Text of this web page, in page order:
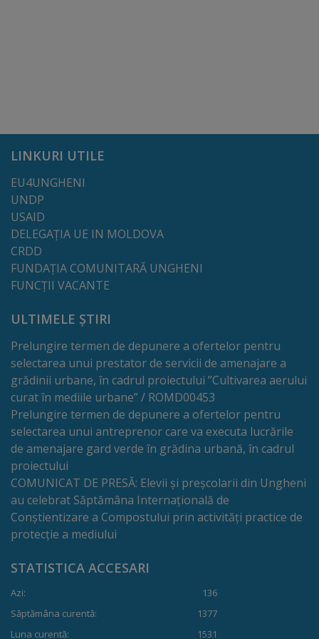
locale
Strategii
și
programe
Deplasări
Bugetare
participativă
Utile
Transport
Rețeaua
transportului
public
stațiilor
LINKURI UTILE
EU4UNGHENI
UNDP
USAID
DELEGAȚIA UE IN MOLDOVA
CRDD
FUNDAȚIA COMUNITARĂ UNGHENI
FUNCȚII VACANTE
ULTIMELE ȘTIRI
Prelungire termen de depunere a ofertelor pentru
selectarea unui prestator de servicii de amenajare a
grădinii urbane, în cadrul proiectului ”Cultivarea aerului
curat în mediile urbane” / ROMD00453
Prelungire termen de depunere a ofertelor pentru
selectarea unui antreprenor care va executa lucrările
de amenajare gard verde în grădina urbană, în cadrul
proiectului
COMUNICAT DE PRESĂ: Elevii și preșcolarii din Ungheni
au celebrat Săptămâna Internațională de
Conștientizare a Compostului prin activități practice de
protecție a mediului
STATISTICA ACCESARI
Azi:
136
Săptămâna curentă:
1377
Luna curentă:
1531